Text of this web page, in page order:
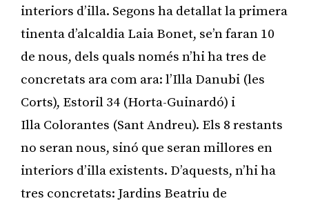
interiors d’illa. Segons ha detallat la primera
tinenta d’alcaldia Laia Bonet, se’n faran 10
de nous, dels quals només n’hi ha tres de
concretats ara com ara: l’Illa Danubi (les
Corts), Estoril 34 (Horta-Guinardó) i
Illa Colorantes (Sant Andreu). Els 8 restants
no seran nous, sinó que seran millores en
interiors d’illa existents. D’aquests, n’hi ha
tres concretats: Jardins Beatriu de